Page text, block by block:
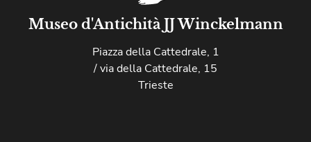
Museo d'Antichità JJ Winckelmann
Piazza della Cattedrale, 1
/ via della Cattedrale, 15
Trieste